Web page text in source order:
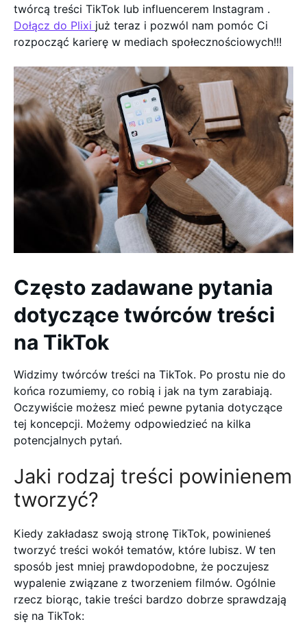
twórcą treści TikTok lub influencerem Instagram .
Dołącz do Plixi już teraz i pozwól nam pomóc Ci
rozpocząć karierę w mediach społecznościowych!!!
Często zadawane pytania
dotyczące twórców treści
na TikTok
Widzimy twórców treści na TikTok. Po prostu nie do
końca rozumiemy, co robią i jak na tym zarabiają.
Oczywiście możesz mieć pewne pytania dotyczące
tej koncepcji. Możemy odpowiedzieć na kilka
potencjalnych pytań.
Jaki rodzaj treści powinienem
tworzyć?
Kiedy zakładasz swoją stronę TikTok, powinieneś
tworzyć treści wokół tematów, które lubisz. W ten
sposób jest mniej prawdopodobne, że poczujesz
wypalenie związane z tworzeniem filmów. Ogólnie
rzecz biorąc, takie treści bardzo dobrze sprawdzają
się na TikTok: